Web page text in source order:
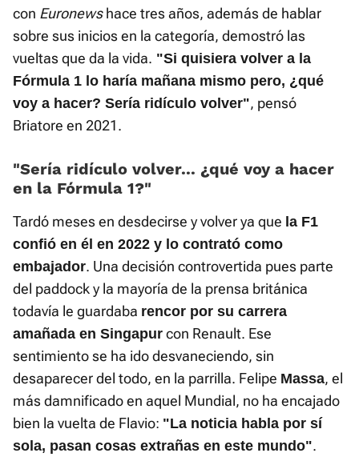
con Euronewshace tres años, además de hablar
sobre sus inicios en la categoría, demostró las
vueltas que da la vida. "Si quisiera volver a la
Fórmula 1 lo haría mañana mismo pero, ¿qué
voy a hacer? Sería ridículo volver", pensó
Briatore en 2021.
«Sería ridículo volver... ¿qué voy a hacer
en la Fórmula 1?»
Tardó meses en desdecirse y volver ya que la F1
confió en él en 2022 y lo contrató como
embajador. Una decisión controvertida pues parte
del paddock y la mayoría de la prensa británica
todavía le guardaba rencor por su carrera
amañada en Singapur con Renault. Ese
sentimiento se ha ido desvaneciendo, sin
desaparecer del todo, en la parrilla. Felipe Massa, el
más damnificado en aquel Mundial, no ha encajado
bien la vuelta de Flavio: "La noticia habla por sí
sola, pasan cosas extrañas en este mundo".